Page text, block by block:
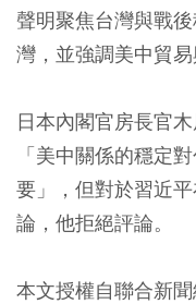
聲明聚焦台灣與戰
灣，並強調美中貿易
日本內閣官房長官
「美中關係的穩定
要」，但對於習近
論，他拒絕評論。
本文授權自聯合新聞